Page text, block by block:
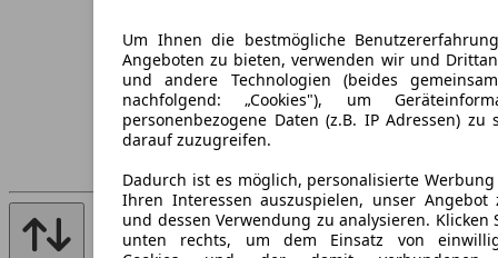
Um Ihnen die bestmögliche
Angeboten zu bieten, verwenden wir und
und andere Technologien (beides
nachfolgend: „Cookies"), um
personenbezogene Daten (z.B. IP Adressen) zu
darauf zuzugreifen.
Dadurch ist es möglich, personalisierte
Ihren Interessen auszuspielen, unser Angebot
und dessen Verwendung zu analysieren. Klicken
unten rechts, um dem Einsatz von